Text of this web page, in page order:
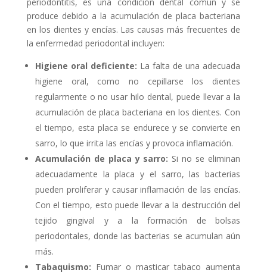
periodontitis, es una condición dental común y se
produce debido a la acumulación de placa bacteriana
en los dientes y encías. Las causas más frecuentes de
la enfermedad periodontal incluyen:
Higiene oral deficiente: La falta de una adecuada
higiene oral, como no cepillarse los dientes
regularmente o no usar hilo dental, puede llevar a la
acumulación de placa bacteriana en los dientes. Con
el tiempo, esta placa se endurece y se convierte en
sarro, lo que irrita las encías y provoca inflamación.
Acumulación de placa y sarro: Si no se eliminan
adecuadamente la placa y el sarro, las bacterias
pueden proliferar y causar inflamación de las encías.
Con el tiempo, esto puede llevar a la destrucción del
tejido gingival y a la formación de bolsas
periodontales, donde las bacterias se acumulan aún
más.
Tabaquismo: Fumar o masticar tabaco aumenta